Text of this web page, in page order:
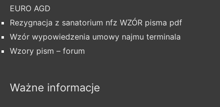
EURO AGD
Rezygnacja z sanatorium nfz WZÓR pisma pdf
Wzór wypowiedzenia umowy najmu terminala
Wzory pism – forum
Ważne informacje